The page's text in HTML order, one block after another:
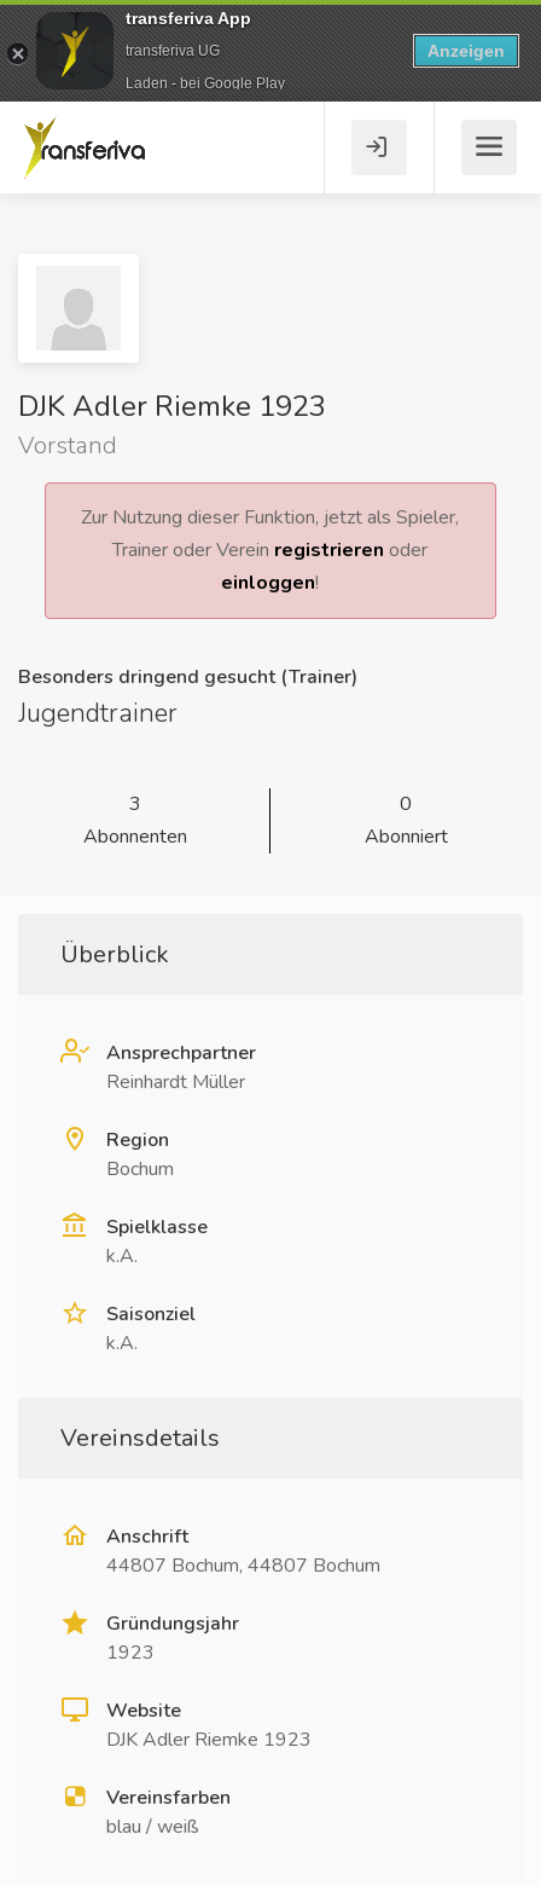
DJK Adler Riemke 1923
Vorstand
Zur Nutzung dieser Funktion, jetzt als Spieler,
Trainer oder Verein registrieren oder
einloggen!
Besonders dringend gesucht (Trainer)
Jugendtrainer
3
Abonnenten
0
Abonniert
Überblick
Ansprechpartner
Reinhardt Müller
Region
Bochum
Spielklasse
k.A.
Saisonziel
k.A.
Vereinsdetails
Anschrift
44807 Bochum, 44807 Bochum
Gründungsjahr
1923
Website
DJK Adler Riemke 1923
Vereinsfarben
blau / weiß
transferiva App
transferiva UG
Laden - bei Google Play
Anzeigen